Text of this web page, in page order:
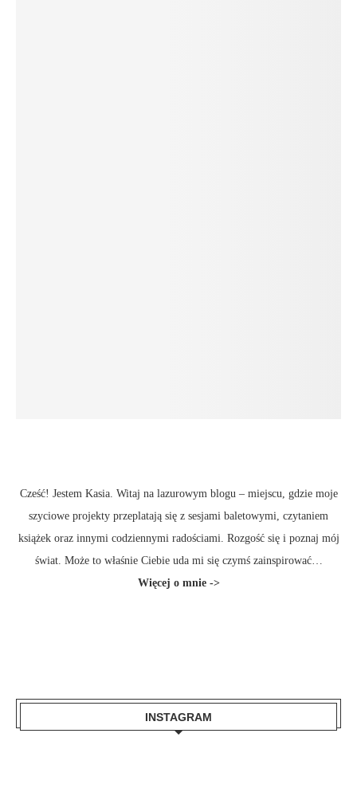
Cześć! Jestem Kasia. Witaj na lazurowym blogu – miejscu, gdzie moje
szyciowe projekty przeplatają się z sesjami baletowymi, czytaniem
książek oraz innymi codziennymi radościami. Rozgość się i poznaj mój
świat. Może to właśnie Ciebie uda mi się czymś zainspirować…
Więcej o mnie ->
INSTAGRAM